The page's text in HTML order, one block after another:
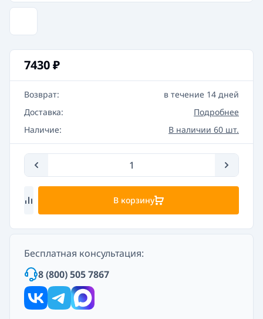
7430₽
Возврат:
в течение 14 дней
Доставка:
Подробнее
Наличие:
В наличии 60 шт.
В корзину
Бесплатная консультация:
8 (800) 505 7867